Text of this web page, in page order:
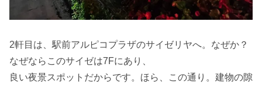
2軒目は、駅前アルピコプラザのサイゼリヤへ。なぜか？
なぜならこのサイゼは7Fにあり、
良い夜景スポットだからです。ほら、この通り。建物の隙